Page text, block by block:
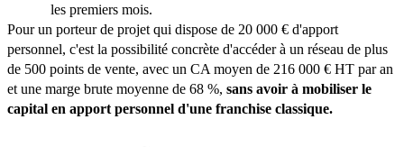
les premiers mois.
Pour un porteur de projet qui dispose de 20 000 € d'apport
personnel, c'est la possibilité concrète d'accéder à un réseau de plus
de 500 points de vente, avec un CA moyen de 216 000 € HT par an
et une marge brute moyenne de 68 %, sans avoir à mobiliser le
capital en apport personnel d'une franchise classique.